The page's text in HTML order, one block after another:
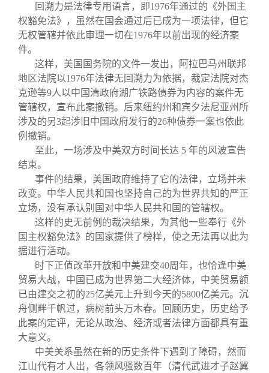
回溯力是法律专用语言，即1976年通过的《外国主
权豁免法》，虽然在国会通过后已成为一项法律，但它
无权管辖并依此审理一切在1976年以前出现的经济案
件。
这样，美国国务院的文件一发出，阿拉巴马州联邦
地区法院以1976年法律无回溯力为依据，裁定法院对杰
克逊等9人以中国清政府湖广铁路债券为内容的案件无
管辖权，宣布此案撤销。后来纽约州和宾夕法尼亚州所
涉及的另3起涉旧中国政府发行的26种债券一案也依此
例撤销。
至此，一场涉及中美双方时间长达 5 年的风波宣告
结束。
事件的结果，美国政府维持了它的法律，立场并未
改变。中华人民共和国也坚持自己的为世界共知的严正
立场，没有承认别国对中华人民共和国的管辖权。
这样的史无前例的裁决结果，为其他一些奉行《外
国主权豁免法》的国家提供了榜样，使之无法再以此为
据进行活动。
时下正值改革开放和中美建交40周年，也恰逢中美
贸易大战，中国已成为世界第二大经济体，中美贸易额
已由建交之初的25亿美元上升到今天的5800亿美元。沉
舟侧畔千帆过，病树前头万木春。回顾历史，历史给予
此案的定评，无论从政治、经济或者法律方面都具有重
大意义。
中美关系虽然在新的历史条件下遇到了障碍，然而
江山代有才人出，各领风骚数百年（清代武进才子赵翼